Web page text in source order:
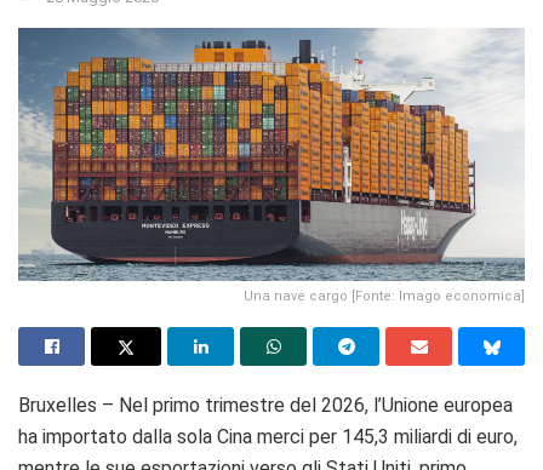
Una nave cargo [Fonte: Imago economica]
Bruxelles – Nel primo trimestre del 2026, l’Unione europea
ha importato dalla sola Cina merci per 145,3 miliardi di euro,